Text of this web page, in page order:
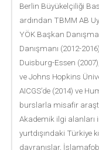
Berlin Büyükelçiliği
ardından TBMM AB
YÖK Başkan
Danışmanı (2012-
Duisburg-Essen
ve Johns Hopkins
AICGS’de (2014) ve
burslarla misafir
Akademik ilgi alanları
yurtdışındaki Türkiye
davranışlar,